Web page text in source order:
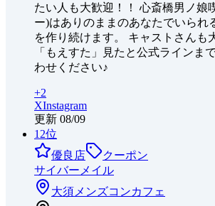
たい人も大歓迎！！ 心斎橋男ノ娘
ー)はありのままのあなたでいられ
を作り続けます。 キャストさんも
「もえすた」見たと公式ラインま
わせください♪
+2
XInstagram
更新 08/09
12位
優良店
クーポン
サイバーメイル
大須 メンズコンカフェ